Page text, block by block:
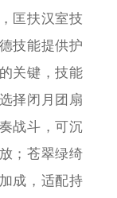
匡扶汉室技
技能提供护
关键，技能
择闭月团扇
战斗，可沉
；苍翠绿绮
成，适配持